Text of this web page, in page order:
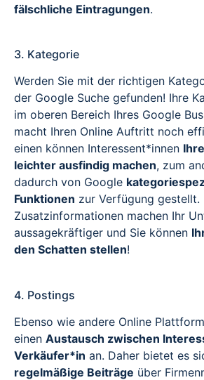
fälschliche Eintragungen.
3. Kategorie
Werden Sie mit der richtigen
der Google Suche gefunden! Ihre
im oberen Bereich Ihres Google
macht Ihren Online Auftritt noch
einen können Interessent*innen
leichter ausfindig machen, zum
dadurch von Google
Funktionen zur Verfügung gestellt.
Zusatzinformationen machen Ihr
aussagekräftiger und Sie können
den Schatten stellen!
4. Postings
Ebenso wie andere Online
einen Austausch zwischen
Verkäufer*in an. Daher bietet es
regelmäßige Beiträge über